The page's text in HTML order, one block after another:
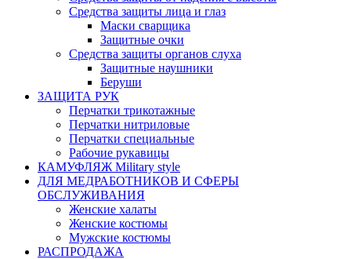
Средства защиты лица и глаз
Маски сварщика
Защитные очки
Средства защиты органов слуха
Защитные наушники
Беруши
ЗАЩИТА РУК
Перчатки трикотажные
Перчатки нитриловые
Перчатки специальные
Рабочие рукавицы
КАМУФЛЯЖ Military style
ДЛЯ МЕДРАБОТНИКОВ И СФЕРЫ
ОБСЛУЖИВАНИЯ
Женские халаты
Женские костюмы
Мужские костюмы
РАСПРОДАЖА